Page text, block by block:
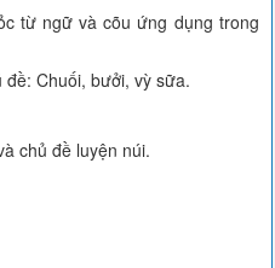
từ ngữ và cõu ứng dụng trong
Chuối, bưởi, vỳ sữa.
chủ đề luyện núi.